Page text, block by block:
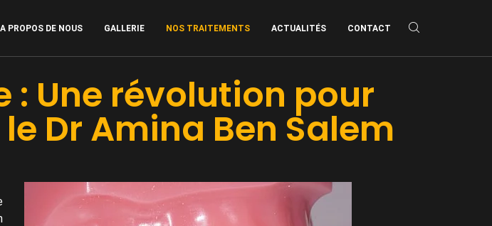
A PROPOS DE NOUS GALLERIE NOS TRAITEMENTS ACTUALITÉS CONTACT
Une révolution pour
Dr Amina Ben Salem